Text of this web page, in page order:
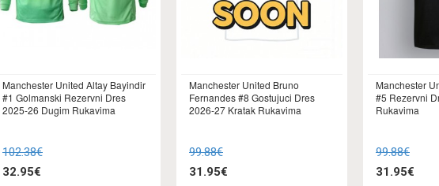
Manchester United Altay Bayindir
#1 Golmanski Rezervni Dres
2025-26 Dugim Rukavima
102.38€
32.95€
Manchester United Bruno
Fernandes #8 Gostujuci Dres
2026-27 Kratak Rukavima
99.88€
31.95€
Manchester
#5 Rezervni
Rukavima
99.88€
31.95€